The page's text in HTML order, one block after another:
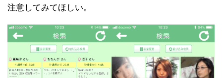
注意してみてほしい。